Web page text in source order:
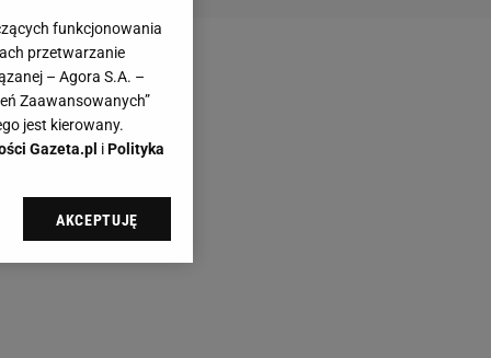
funkcjonowania
przetwarzanie
– Agora S.A. –
Zaawansowanych”
jest kierowany.
Gazeta.pl iPolityka
sp. z o.o., jej
swoje preferencje
AKCEPTUJĘ